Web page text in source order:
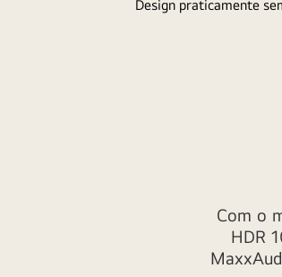
Design praticamente
Com o
HDR